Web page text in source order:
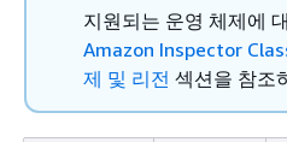
지원되는 운영 체제에
Amazon Inspector
제 및 리전 섹션을 참조